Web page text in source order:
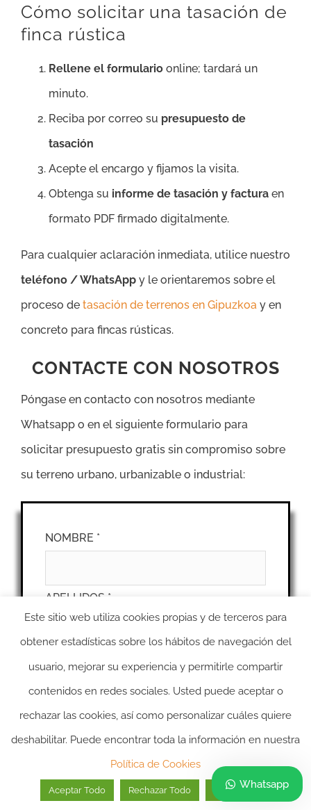
Cómo solicitar una tasación de
finca rústica
Rellene el formulario online; tardará un
minuto.
Reciba por correo su presupuesto de
tasación
Acepte el encargo y fijamos la visita.
Obtenga su informe de tasación y factura en
formato PDF firmado digitalmente.
Para cualquier aclaración inmediata, utilice nuestro
teléfono / WhatsApp y le orientaremos sobre el
proceso de tasación de terrenos en Gipuzkoa y en
concreto para fincas rústicas.
CONTACTE CON NOSOTROS
Póngase en contacto con nosotros mediante
Whatsapp o en el siguiente formulario para
solicitar presupuesto gratis sin compromiso sobre
su terreno urbano, urbanizable o industrial:
NOMBRE *
APELLIDOS *
DIRECCION EMAIL *
TIPO DE INMUEBLE *
Este sitio web utiliza cookies propias y de terceros para
obtener estadísticas sobre los hábitos de navegación del
usuario, mejorar su experiencia y permitirle compartir
contenidos en redes sociales. Usted puede aceptar o
rechazar las cookies, así como personalizar cuáles quiere
deshabilitar. Puede encontrar toda la información en nuestra
Política de Cookies
Aceptar Todo Rechazar Todo Personalizar
Whatsapp